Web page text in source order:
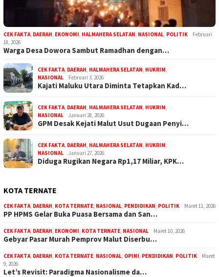
CEK FAKTA, DAERAH, EKONOMI, HALMAHERA SELATAN, NASIONAL, POLITIK
Februari
18, 2026
Warga Desa Dowora Sambut Ramadhan dengan…
CEK FAKTA, DAERAH, HALMAHERA SELATAN, HUKRIM,
NASIONAL
Februari 3, 2026
Kajati Maluku Utara Diminta Tetapkan Kad…
CEK FAKTA, DAERAH, HALMAHERA SELATAN, HUKRIM,
NASIONAL
Januari 28, 2026
GPM Desak Kejati Malut Usut Dugaan Penyi…
CEK FAKTA, DAERAH, HALMAHERA SELATAN, HUKRIM,
NASIONAL
Januari 27, 2026
Diduga Rugikan Negara Rp1,17 Miliar, KPK…
KOTA TERNATE
CEK FAKTA, DAERAH, KOTA TERNATE, NASIONAL, PENDIDIKAN, POLITIK Maret 11, 2026
PP HPMS Gelar Buka Puasa Bersama dan San…
CEK FAKTA, DAERAH, EKONOMI, KOTA TERNATE, NASIONAL Maret 10, 2026
Gebyar Pasar Murah Pemprov Malut Diserbu…
CEK FAKTA, DAERAH, KOTA TERNATE, NASIONAL, OPINI, PENDIDIKAN, POLITIK
Maret
9, 2026
Let’s Revisit: Paradigma Nasionalisme da…